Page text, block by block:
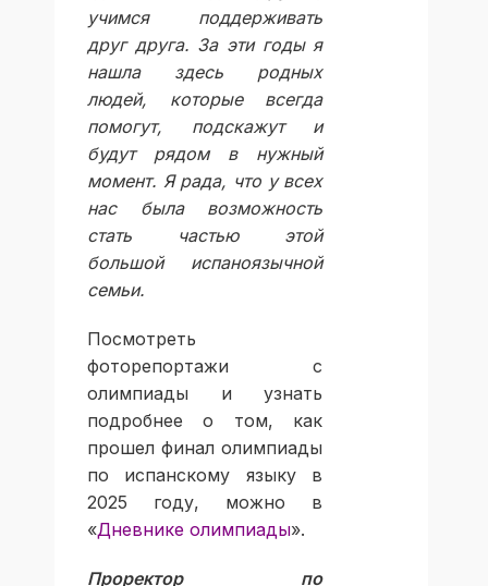
учимся поддерживать
друг друга. За эти годы я
нашла здесь родных
людей, которые всегда
помогут, подскажут и
будут рядом в нужный
момент. Я рада, что у всех
нас была возможность
стать частью этой
большой испаноязычной
семьи.
Посмотреть
фоторепортажи с
олимпиады и узнать
подробнее о том, как
прошел финал олимпиады
по испанскому языку в
2025 году, можно в
«Дневнике олимпиады».
Проректор по